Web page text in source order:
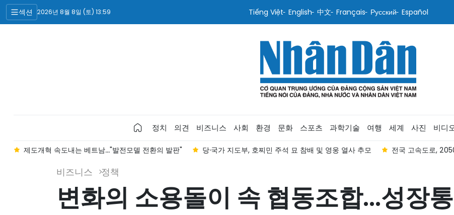
섹션 2026년 8월 8일 (토) 13:59 Tiếng Việt English 中文 Français Русский Español
정치 의견 비즈니스 사회 환경 문화 스포츠 과학기술 여행 세계 사진 비디
제도개혁 속도내는 베트남..."발전모델 전환의 발판" 당·국가 지도부, 호찌민 주석 묘 참배 및 영웅 열사 추모 전국 고속도로,
비즈니스 정책
변화의 소용돌이 속 협동조합...성장